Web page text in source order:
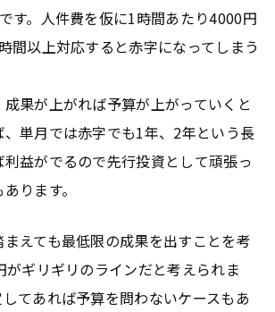
す。人件費を仮に1時間あたり4000円
間以上対応すると赤字になってしまう
果が上がれば予算が上がっていくと
単月では赤字でも1年、2年という長
益がでるので先行投資として頑張っ
ります。
えても最低限の成果を出すことを考
がギリギリのラインだと考えられま
てあれば予算を問わないケースもあ